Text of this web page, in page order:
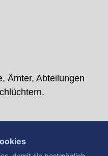
Ämter, Abteilungen